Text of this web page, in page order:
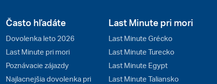
Často hľadáte
Dovolenka leto 2026
Last Minute pri mori
Poznávacie zájazdy
Najlacnejšia dovolenka pri
Last Minute pri mori
Last Minute Grécko
Last Minute Turecko
Last Minute Egypt
Last Minute Taliansko